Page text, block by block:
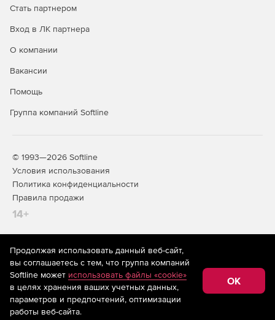
Стать партнером
Вход в ЛК партнера
О компании
Вакансии
Помощь
Группа компаний Softline
© 1993—2026 Softline
Условия использования
Политика конфиденциальности
Правила продажи
14+
На информационном ресурсе store.softline.ru применяются
рекомендательные технологии(информационные технологии
предоставления информации на основе сбора,
систематизации и анализа сведений, относящихся к
предпочтениям пользователей сети «Интернет»,
находящихся на территории Российской Федерации)
Продолжая использовать данный веб-сайт,
вы соглашаетесь с тем, что группа компаний
Softline может использовать файлы «cookie»
в целях хранения ваших учетных данных,
параметров и предпочтений, оптимизации
работы веб-сайта.
OK